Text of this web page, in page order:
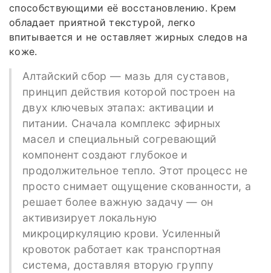
способствующими её восстановлению. Крем
обладает приятной текстурой, легко
впитывается и не оставляет жирных следов на
коже.
Алтайский сбор — мазь для суставов,
принцип действия которой построен на
двух ключевых этапах: активации и
питании. Сначала комплекс эфирных
масел и специальный согревающий
компонент создают глубокое и
продолжительное тепло. Этот процесс не
просто снимает ощущение скованности, а
решает более важную задачу — он
активизирует локальную
микроциркуляцию крови. Усиленный
кровоток работает как транспортная
система, доставляя вторую группу